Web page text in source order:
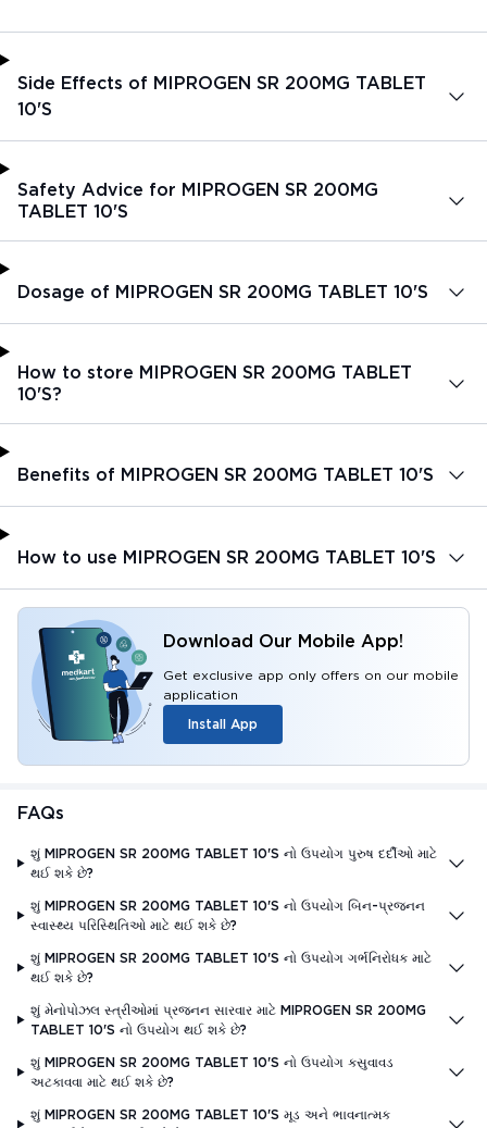
Side Effects of MIPROGEN SR 200MG TABLET
10'S
Safety Advice for MIPROGEN SR 200MG
TABLET 10'S
Dosage of MIPROGEN SR 200MG TABLET 10'S
How to store MIPROGEN SR 200MG TABLET
10'S?
Benefits of MIPROGEN SR 200MG TABLET 10'S
How to use MIPROGEN SR 200MG TABLET 10'S
Download Our Mobile App!
Get exclusive app only offers on our mobile
application
Install App
FAQs
શું MIPROGEN SR 200MG TABLET 10'S નો ઉપયોગ પુરુષ દર્દીઓ માટે
થઈ શકે છે?
શું MIPROGEN SR 200MG TABLET 10'S નો ઉપયોગ બિન-પ્રજનન
સ્વાસ્થ્ય પરિસ્થિતિઓ માટે થઈ શકે છે?
શું MIPROGEN SR 200MG TABLET 10'S નો ઉપયોગ ગર્ભનિરોધક માટે
થઈ શકે છે?
શું મેનોપોઝલ સ્ત્રીઓમાં પ્રજનન સારવાર માટે MIPROGEN SR 200MG
TABLET 10'S નો ઉપયોગ થઈ શકે છે?
શું MIPROGEN SR 200MG TABLET 10'S નો ઉપયોગ કસુવાવડ
અટકાવવા માટે થઈ શકે છે?
શું MIPROGEN SR 200MG TABLET 10'S મૂડ અને ભાવનાત્મક